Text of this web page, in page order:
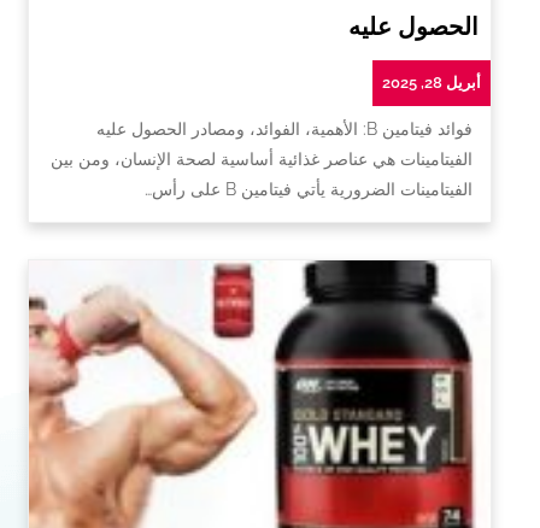
الحصول عليه
أبريل 28, 2025
فوائد فيتامين B: الأهمية، الفوائد، ومصادر الحصول عليه
الفيتامينات هي عناصر غذائية أساسية لصحة الإنسان، ومن بين
الفيتامينات الضرورية يأتي فيتامين B على رأس…